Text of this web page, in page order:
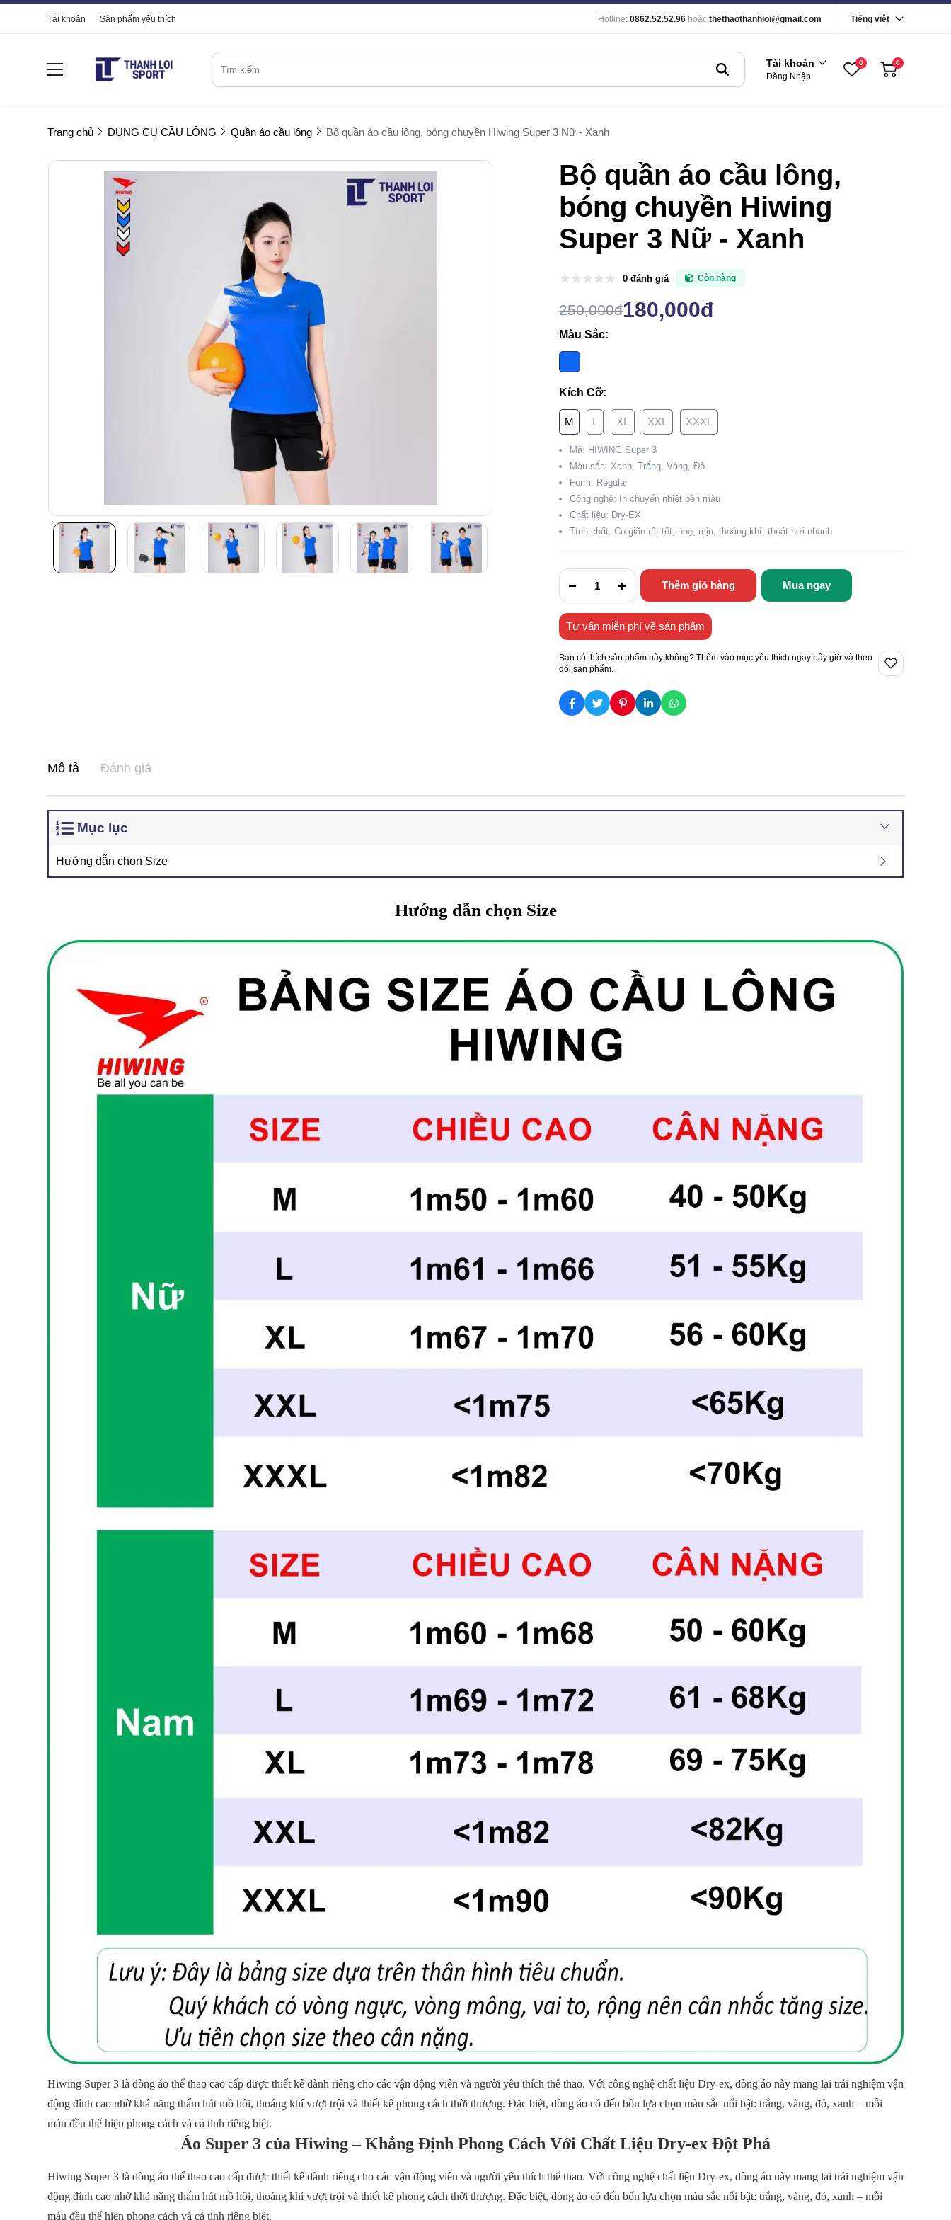
Tài khoản Sản phẩm yêu thích Hotline: 0862.52.52.96 hoặc thethaothanhloi@gmail.com Tiếng việt
Tài khoản
Đăng Nhập
0 0
Trang chủ DỤNG CỤ CẦU LÔNG Quần áo cầu lông Bộ quần áo cầu lông, bóng chuyền Hiwing Super 3 Nữ - Xanh
Bộ quần áo cầu lông,
bóng chuyền Hiwing
Super 3 Nữ - Xanh
0 đánh giá Còn hàng
250,000đ180,000đ
Màu Sắc:
Kích Cỡ:
M L XL XXL XXXL
Mã: HIWING Super 3
Màu sắc: Xanh, Trắng, Vàng, Đỏ
Form: Regular
Công nghệ: In chuyển nhiệt bền màu
Chất liệu: Dry-EX
Tính chất: Co giãn rất tốt, nhẹ, mịn, thoáng khí, thoát hơi nhanh
Thêm giỏ hàng Mua ngay
Tư vấn miễn phí về sản phẩm
Bạn có thích sản phẩm này không? Thêm vào mục yêu thích ngay bây giờ và theo
dõi sản phẩm.
Mô tả Đánh giá
Mục lục
Hướng dẫn chọn Size
Hướng dẫn chọn Size
Hiwing Super 3 là dòng áo thể thao cao cấp được thiết kế dành riêng cho các vận động viên và người yêu thích thể thao. Với công nghệ chất liệu Dry-ex, dòng áo này mang lại trải nghiệm vận
động đỉnh cao nhờ khả năng thấm hút mồ hôi, thoáng khí vượt trội và thiết kế phong cách thời thượng. Đặc biệt, dòng áo có đến bốn lựa chọn màu sắc nổi bật: trắng, vàng, đỏ, xanh – mỗi
màu đều thể hiện phong cách và cá tính riêng biệt.
Áo Super 3 của Hiwing – Khẳng Định Phong Cách Với Chất Liệu Dry-ex Đột Phá
Hiwing Super 3 là dòng áo thể thao cao cấp được thiết kế dành riêng cho các vận động viên và người yêu thích thể thao. Với công nghệ chất liệu Dry-ex, dòng áo này mang lại trải nghiệm vận
động đỉnh cao nhờ khả năng thấm hút mồ hôi, thoáng khí vượt trội và thiết kế phong cách thời thượng. Đặc biệt, dòng áo có đến bốn lựa chọn màu sắc nổi bật: trắng, vàng, đỏ, xanh – mỗi
màu đều thể hiện phong cách và cá tính riêng biệt.